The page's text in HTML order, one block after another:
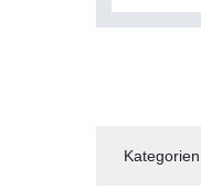
Kategorien